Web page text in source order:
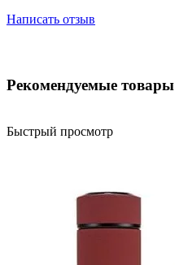
Написать отзыв
Рекомендуемые товары
Быстрый просмотр